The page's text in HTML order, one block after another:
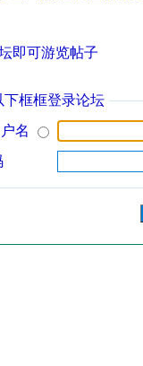
即可游览帖子
下框框登录论坛
名